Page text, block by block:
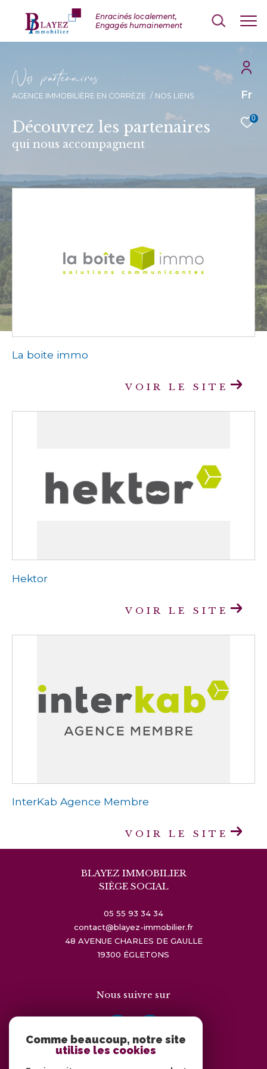
Fr
0
No patenaie
AGENCE IMMOBILIÈRE EN CORRÈZE NOS LIENS
Découvrez les partenaires
qui nous accompagnent
La boite immo
VOIR LE SITE
Hektor
VOIR LE SITE
InterKab Agence Membre
VOIR LE SITE
BLAYEZ IMMOBILIER
SIÈGE SOCIAL
05 55 93 34 34
contact@blayez-immobilier.fr
48 AVENUE CHARLES DE GAULLE
19300
ÉGLETONS
Nous suivre sur
Comme beaucoup, notre site
utilise les cookies